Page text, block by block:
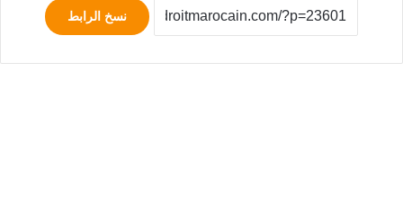
نسخ الرابط